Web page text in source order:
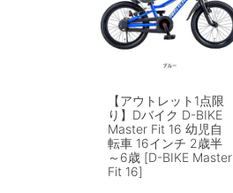
【アウトレット1点限
り】Dバイク D-BIKE
Master Fit 16 幼児自
転車 16インチ 2歳半
～6歳 [D-BIKE Master
Fit 16]